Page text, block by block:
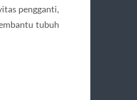
pengganti,
tubuh